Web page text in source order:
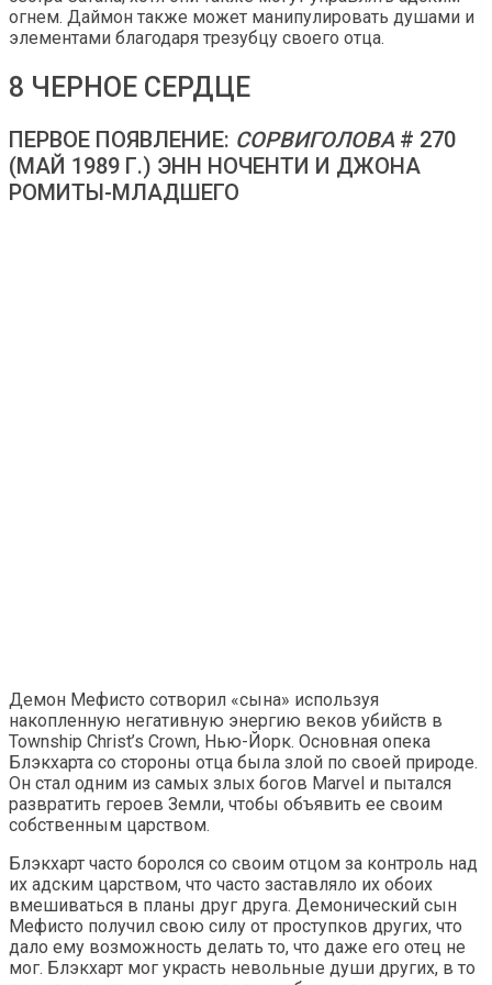
огнем. Даймон также может манипулировать душами и
элементами благодаря трезубцу своего отца.
8 ЧЕРНОЕ СЕРДЦЕ
ПЕРВОЕ ПОЯВЛЕНИЕ: СОРВИГОЛОВА # 270
(МАЙ 1989 Г.) ЭНН НОЧЕНТИ И ДЖОНА
РОМИТЫ-МЛАДШЕГО
Демон Мефисто сотворил «сына» используя
накопленную негативную энергию веков убийств в
Township Christ’s Crown, Нью-Йорк. Основная опека
Блэкхарта со стороны отца была злой по своей природе.
Он стал одним из самых злых богов Marvel и пытался
развратить героев Земли, чтобы объявить ее своим
собственным царством.
Блэкхарт часто боролся со своим отцом за контроль над
их адским царством, что часто заставляло их обоих
вмешиваться в планы друг друга. Демонический сын
Мефисто получил свою силу от проступков других, что
дало ему возможность делать то, что даже его отец не
мог. Блэкхарт мог украсть невольные души других, в то